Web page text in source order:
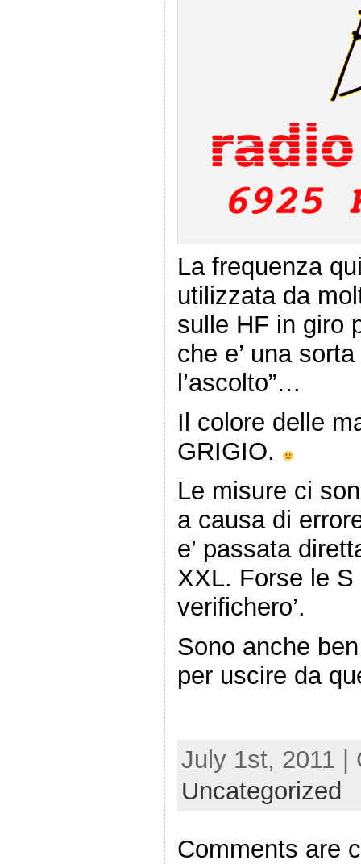
La frequenza
utilizzata da
sulle HF in giro
che e’ una
l’ascolto”…
Il colore delle
GRIGIO.
Le misure ci
a causa di
e’ passata
XXL. Forse le
verifichero’.
Sono anche
per uscire da
July 1st, 2011 |
Uncategorized
Comments are